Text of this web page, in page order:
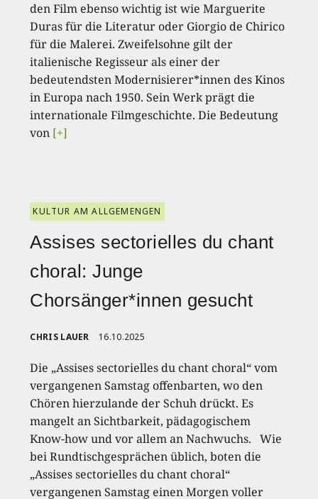
den Film ebenso wichtig ist wie Marguerite
Duras für die Literatur oder Giorgio de Chirico
für die Malerei. Zweifelsohne gilt der
italienische Regisseur als einer der
bedeutendsten Modernisierer*innen des Kinos
in Europa nach 1950. Sein Werk prägt die
internationale Filmgeschichte. Die Bedeutung
von [+]
KULTUR AM ALLGEMENGEN
Assises sectorielles du chant
choral: Junge
Chorsänger*innen gesucht
CHRIS LAUER 16.10.2025
Die „Assises sectorielles du chant choral“ vom
vergangenen Samstag offenbarten, wo den
Chören hierzulande der Schuh drückt. Es
mangelt an Sichtbarkeit, pädagogischem
Know-how und vor allem an Nachwuchs. Wie
bei Rundtischgesprächen üblich, boten die
„Assises sectorielles du chant choral“
vergangenen Samstag einen Morgen voller